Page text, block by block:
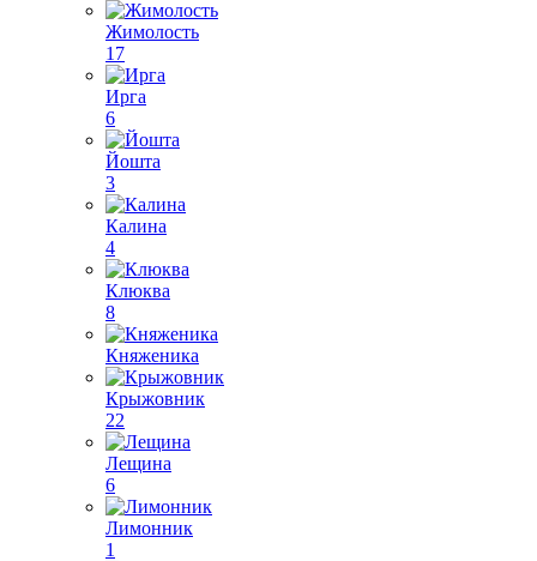
Жимолость
17
Ирга
6
Йошта
3
Калина
4
Клюква
8
Княженика
Крыжовник
22
Лещина
6
Лимонник
1